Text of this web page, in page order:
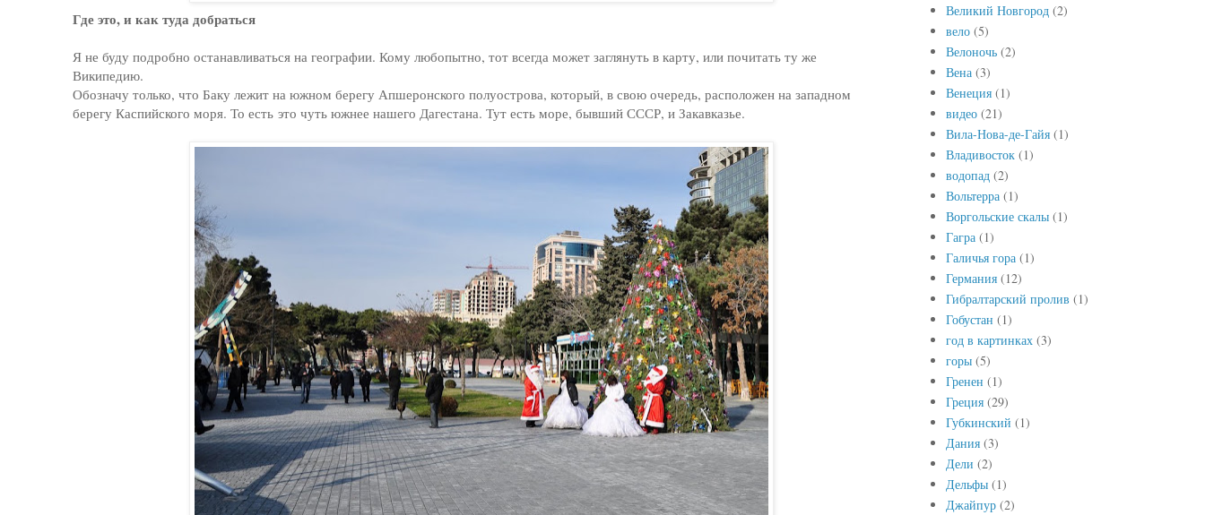
Где это, и как туда добраться
Я не буду подробно останавливаться на географии. Кому любопытно, тот всегда может заглянуть в карту, или почитать ту же
Википедию.
Обозначу только, что Баку лежит на южном берегу Апшеронского полуострова, который, в свою очередь, расположен на западном
берегу Каспийского моря. То есть это чуть южнее нашего Дагестана. Тут есть море, бывший СССР, и Закавказье.
Великий Новгород (2)
вело (5)
Велоночь (2)
Вена (3)
Венеция (1)
видео (21)
Вила-Нова-де-Гайя (1)
Владивосток (1)
водопад (2)
Вольтерра (1)
Воргольские скалы (1)
Гагра (1)
Галичья гора (1)
Германия (12)
Гибралтарский пролив (1)
Гобустан (1)
год в картинках (3)
горы (5)
Гренен (1)
Греция (29)
Губкинский (1)
Дания (3)
Дели (2)
Дельфы (1)
Джайпур (2)